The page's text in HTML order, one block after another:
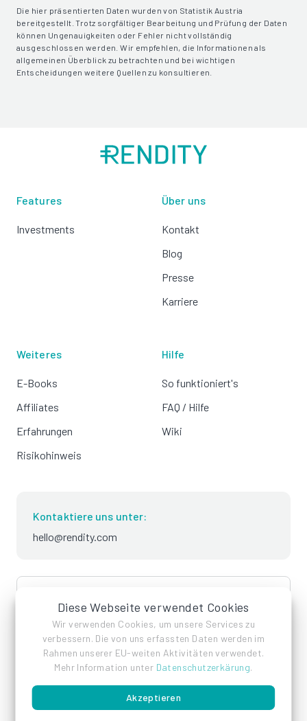
Diese Webseite verwendet Cookies
Wir verwenden Cookies, um unsere Services zu
verbessern. Die von uns erfassten Daten werden im
Rahmen unserer EU-weiten Aktivitäten verwendet.
Mehr Information unter Datenschutzerkärung.
Akzeptieren
Die hier präsentierten Daten wurden von Statistik Austria
bereitgestellt. Trotz sorgfältiger Bearbeitung und Prüfung der Daten
können Ungenauigkeiten oder Fehler nicht vollständig
ausgeschlossen werden. Wir empfehlen, die Informationen als
allgemeinen Überblick zu betrachten und bei wichtigen
Entscheidungen weitere Quellen zu konsultieren.
Features
Investments
Über uns
Kontakt
Blog
Presse
Karriere
Weiteres
E-Books
Affiliates
Erfahrungen
Risikohinweis
Hilfe
So funktioniert's
FAQ / Hilfe
Wiki
Kontaktiere uns unter:
hello@rendity.com
language
ImpressumDatenschutzAGB